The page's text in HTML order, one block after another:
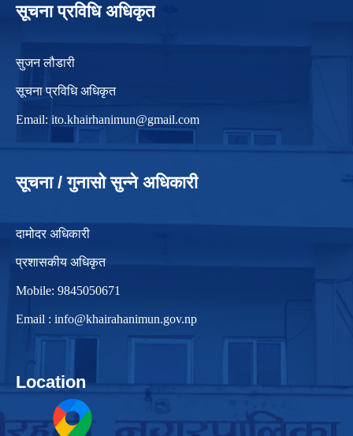
सूचना प्रविधि अधिकृत
सुजन लौडारी
सूचना प्रविधि अधिकृत
Email: ito.khairhanimun@gmail.com
सूचना / गुनासो सुन्ने अधिकारी
दामोदर अधिकारी
प्रशासकीय अधिकृत
Mobile: 9845050671
Email : info@khairahanimun.gov.np
Location